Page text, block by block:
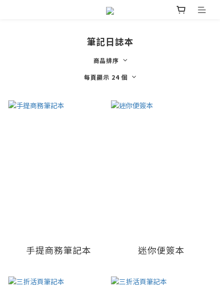
筆記日誌本
商品排序
每頁顯示 24 個
手提商務筆記本 迷你便簽本